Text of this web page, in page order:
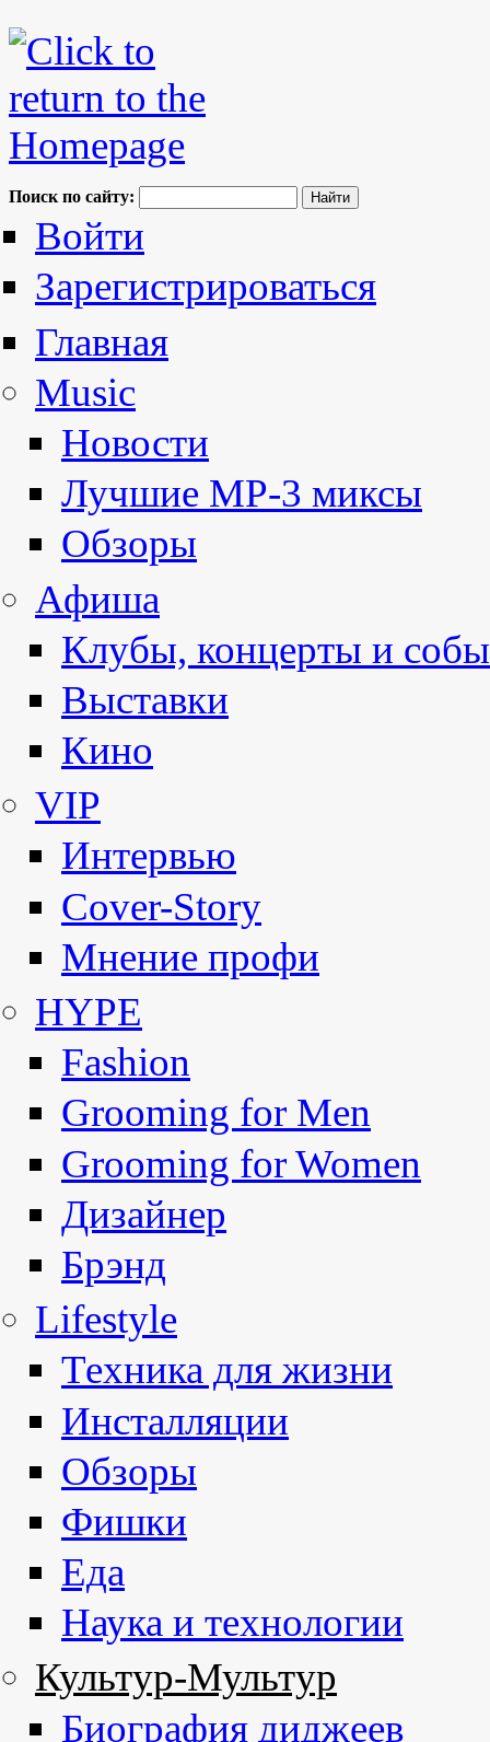
Поиск по сайту:
Войти
Зарегистрироваться
Главная
Music
Новости
Лучшие MP-3 миксы
Обзоры
Афиша
Клубы, концерты и
Выставки
Кино
VIP
Интервью
Cover-Story
Мнение профи
HYPE
Fashion
Grooming for Men
Grooming for Women
Дизайнер
Брэнд
Lifestyle
Техника для жизни
Инсталляции
Обзоры
Фишки
Еда
Наука и технологии
Культур-Мультур
Биография диджеев